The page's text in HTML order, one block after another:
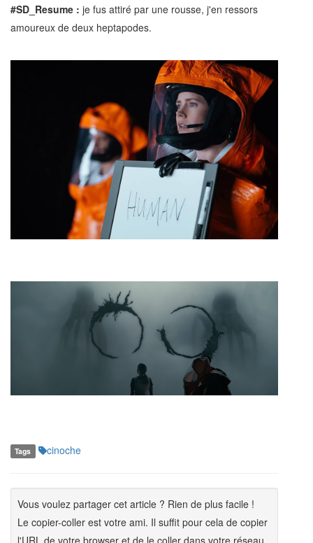
#SD_Resume : je fus attiré par une rousse, j'en ressors
amoureux de deux heptapodes.
Tags cinoche
Vous voulez partager cet article ? Rien de plus facile !
Le copier-coller est votre ami. Il suffit pour cela de copier
l'URL de votre browser et de le coller dans votre réseau